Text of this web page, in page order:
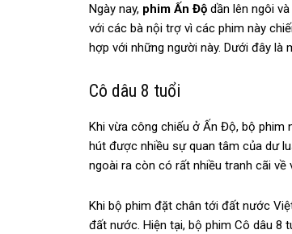
Ngày nay, phim Ấn Độ dần lên ngôi
với các bà nội trợ vì các phim này
hợp với những người này. Dưới đây
Cô dâu 8 tuổi
Khi vừa công chiếu ở Ấn Độ, bộ phim
hút được nhiều sự quan tâm của dư
ngoài ra còn có rất nhiều tranh cãi về
Khi bộ phim đặt chân tới đất nước
đất nước. Hiện tại, bộ phim Cô dâu 8